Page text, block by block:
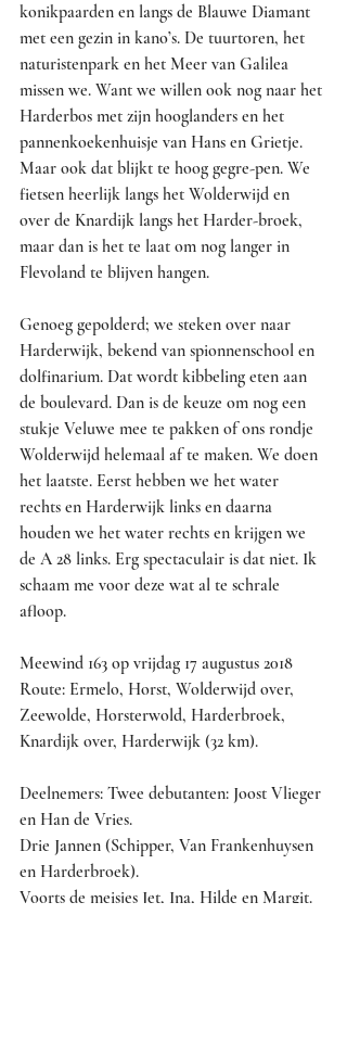
konikpaarden en langs de Blauwe Diamant
met een gezin in kano’s. De tuurtoren, het
naturistenpark en het Meer van Galilea
missen we. Want we willen ook nog naar het
Harderbos met zijn hooglanders en het
pannenkoekenhuisje van Hans en Grietje.
Maar ook dat blijkt te hoog gegre-pen. We
fietsen heerlijk langs het Wolderwijd en
over de Knardijk langs het Harder-broek,
maar dan is het te laat om nog langer in
Flevoland te blijven hangen.
Genoeg gepolderd; we steken over naar
Harderwijk, bekend van spionnenschool en
dolfinarium. Dat wordt kibbeling eten aan
de boulevard. Dan is de keuze om nog een
stukje Veluwe mee te pakken of ons rondje
Wolderwijd helemaal af te maken. We doen
het laatste. Eerst hebben we het water
rechts en Harderwijk links en daarna
houden we het water rechts en krijgen we
de A 28 links. Erg spectaculair is dat niet. Ik
schaam me voor deze wat al te schrale
afloop.
Meewind 163 op vrijdag 17 augustus 2018
Route: Ermelo, Horst, Wolderwijd over,
Zeewolde, Horsterwold, Harderbroek,
Knardijk over, Harderwijk (32 km).
Deelnemers: Twee debutanten: Joost Vlieger
en Han de Vries.
Drie Jannen (Schipper, Van Frankenhuysen
en Harderbroek).
Voorts de meisjes Jet, Ina, Hilde en Margit.